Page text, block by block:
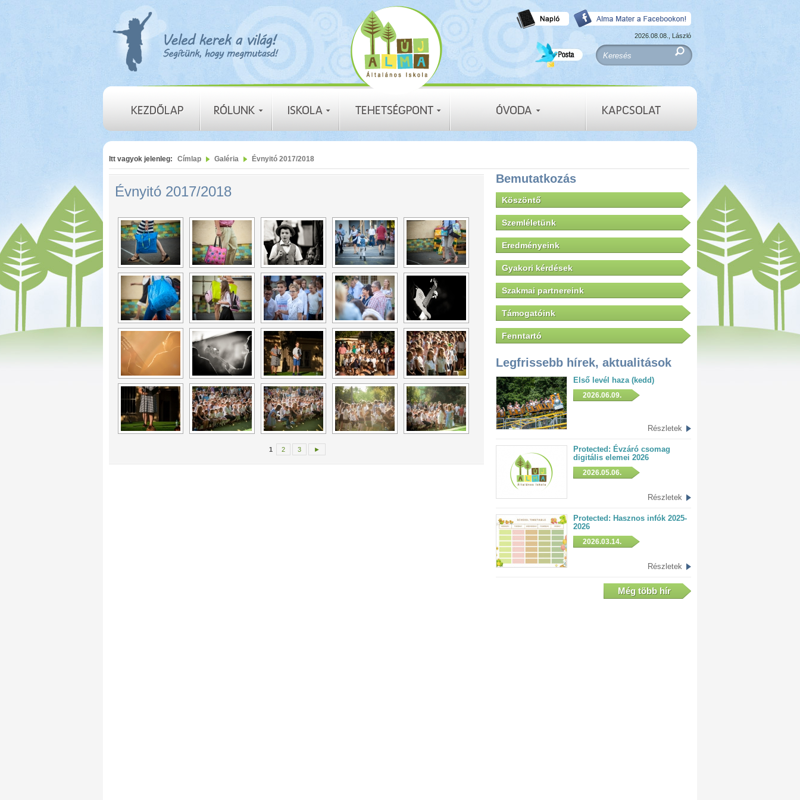
2026.08.08., László
Itt vagyok jelenleg: Címlap Galéria Évnyitó 2017/2018
Évnyitó 2017/2018
1 2 3 ►
Bemutatkozás
Köszöntő
Szemléletünk
Eredményeink
Gyakori kérdések
Szakmai partnereink
Támogatóink
Fenntartó
Legfrissebb hírek, aktualitások
Első levél haza (kedd)
2026.06.09.
Részletek
Protected: Évzáró csomag
digitális elemei 2026
2026.05.06.
Részletek
Protected: Hasznos infók 2025-
2026
2026.03.14.
Részletek
Még több hír